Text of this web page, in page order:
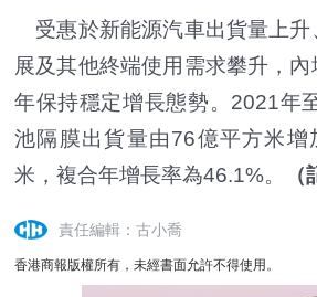
受惠於新能源汽車出貨量上升
展及其他終端使用需求攀升，
年保持穩定增長態勢。2021年
池隔膜出貨量由76億平方米增
米，複合年增長率為46.1%。
責任編輯：古小喬
香港商報版權所有，未經書面允許不得使用。